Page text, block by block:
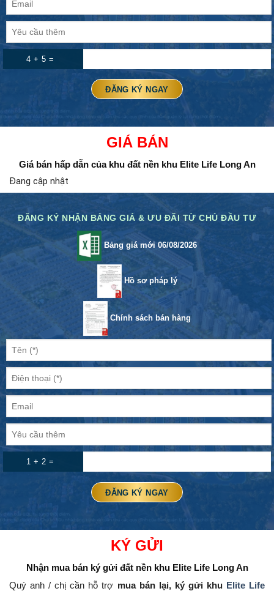
4 + 5 =
GIÁ BÁN
Giá bán hấp dẫn của khu đất nềnkhu Elite Life Long An
Đang cập nhật
ĐĂNG KÝ NHẬN BẢNG GIÁ & ƯU ĐÃI TỪ CHỦ ĐẦU TƯ
Bảng giá mới 06/08/2026
Hồ sơ pháp lý
Chính sách bán hàng
1 + 2 =
KÝ GỬI
Nhận mua bán ký gửi đất nềnkhu Elite Life Long An
Quý anh / chị cần hỗ trợ mua bán lại, ký gửi khu Elite Life